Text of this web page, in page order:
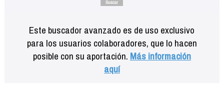
Este buscador avanzado es de uso exclusivo
para los usuarios colaboradores, que lo hacen
posible con su aportación. Más información
aquí